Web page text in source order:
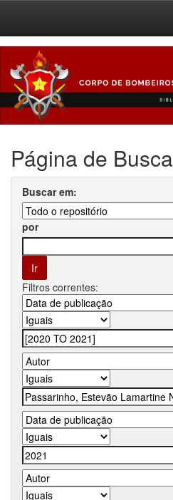
navigation
Página de Busca
Buscar em:
por
Filtros correntes: